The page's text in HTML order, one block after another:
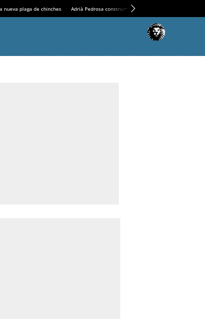
nueva plaga de chinches Adrià Pedrosa construirá la nueva residencia en el